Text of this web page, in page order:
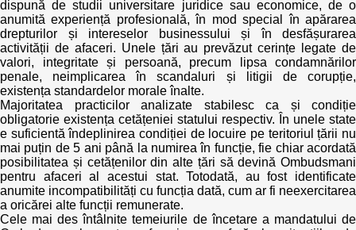
dispună de studii universitare juridice sau economice, de o
anumită experiență profesională, în mod special în apărarea
drepturilor și intereselor businessului și în desfășurarea
activității de afaceri. Unele țări au prevăzut cerințe legate de
valori, integritate și persoană, precum lipsa condamnărilor
penale, neimplicarea în scandaluri și litigii de corupție,
existența standardelor morale înalte.
Majoritatea practicilor analizate stabilesc ca și condiție
obligatorie existența cetățeniei statului respectiv. În unele state
e suficientă îndeplinirea condiției de locuire pe teritoriul țării nu
mai puțin de 5 ani până la numirea în funcție, fie chiar acordată
posibilitatea și cetățenilor din alte țări să devină Ombudsmani
pentru afaceri al acestui stat. Totodată, au fost identificate
anumite incompatibilități cu funcția dată, cum ar fi neexercitarea
a oricărei alte funcții remunerate.
Cele mai des întâlnite temeiurile de încetare a mandatului de